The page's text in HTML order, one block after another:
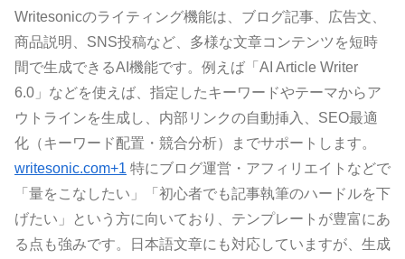
Writesonicのライティング機能は、ブログ記事、広告文、
商品説明、SNS投稿など、多様な文章コンテンツを短時
間で生成できるAI機能です。例えば「AI Article Writer
6.0」などを使えば、指定したキーワードやテーマからア
ウトラインを生成し、内部リンクの自動挿入、SEO最適
化（キーワード配置・競合分析）までサポートします。
writesonic.com+1 特にブログ運営・アフィリエイトなどで
「量をこなしたい」「初心者でも記事執筆のハードルを下
げたい」という方に向いており、テンプレートが豊富にあ
る点も強みです。日本語文章にも対応していますが、生成